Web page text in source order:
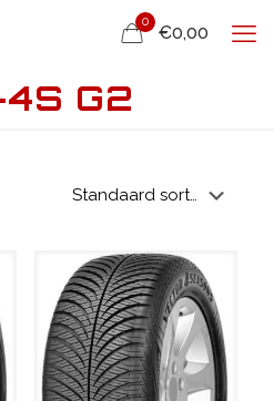
0
€0,00
G2